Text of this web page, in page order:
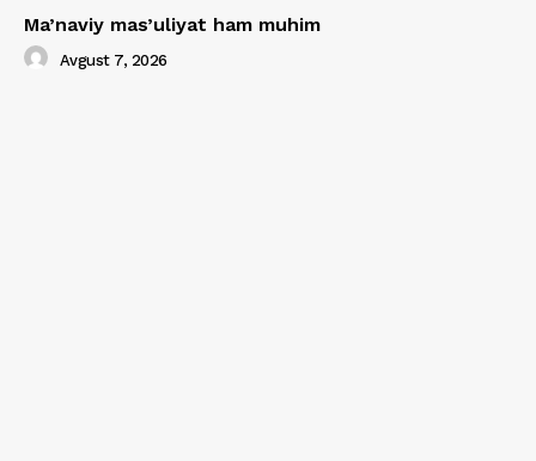
Ma’naviy mas’uliyat ham muhim
Avgust 7, 2026